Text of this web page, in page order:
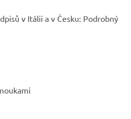
v Itálii a v Česku: Podrobný